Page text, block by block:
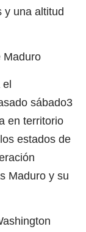
y una altitud
Maduro
el
sábado3
en territorio
estados de
Maduro y su